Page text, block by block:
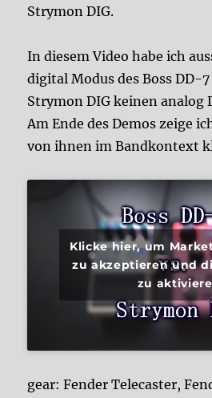
Strymon DIG.
In diesem Video habe ich
digital Modus des Boss DD-
Strymon DIG keinen analog
Am Ende des Demos zeige
von ihnen im Bandkontext
Klicke hier, um
zu akzeptieren und
zu
gear: Fender Telecaster,